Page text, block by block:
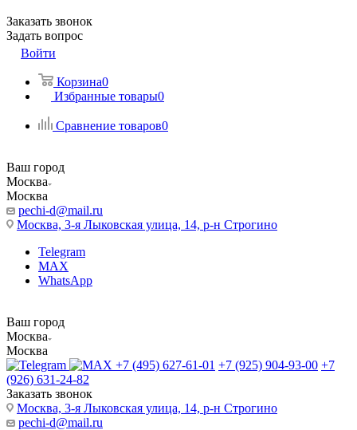
Заказать звонок
Задать вопрос
Войти
Корзина0
Избранные товары0
Сравнение товаров0
Ваш город
Москва
Москва
pechi-d@mail.ru
Москва, 3-я Лыковская улица, 14, р-н Строгино
Telegram
MAX
WhatsApp
Ваш город
Москва
Москва
+7 (495) 627-61-01 +7 (925) 904-93-00 +7
(926) 631-24-82
Заказать звонок
Москва, 3-я Лыковская улица, 14, р-н Строгино
pechi-d@mail.ru